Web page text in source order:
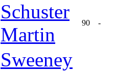
Schuster
Martin
90 -
Sweeney